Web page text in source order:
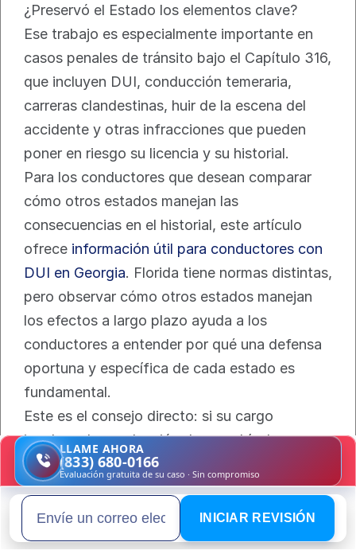
¿Preservó el Estado los elementos clave?
Ese trabajo es especialmente importante en
casos penales de tránsito bajo el Capítulo 316,
que incluyen DUI, conducción temeraria,
carreras clandestinas, huir de la escena del
accidente y otras infracciones que pueden
poner en riesgo su licencia y su historial.
Para los conductores que desean comparar
cómo otros estados manejan las
consecuencias en el historial, este artículo
ofrece información útil para conductores con
DUI en Georgia. Florida tiene normas distintas,
pero observar cómo otros estados manejan
los efectos a largo plazo ayuda a los
conductores a entender por qué una defensa
oportuna y específica de cada estado es
fundamental.
Este es el consejo directo: si su cargo
involucra la conducción de un vehículo,
contrate a un abogado que entienda tanto el
expediente del tribunal como las
consecuencias sobre su licencia. Si su
abogado solo habla de la fecha de corte, no
LLAME AHORA
(833) 680-0166
Evaluación gratuita de su caso · Sin compromiso
Email address
INICIAR REVISIÓN